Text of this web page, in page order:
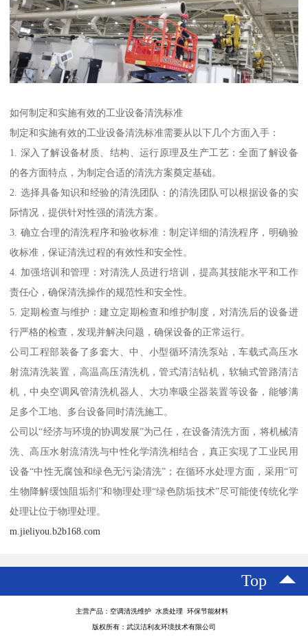
如何制定和实施有效的工业设备清洗标准
制定和实施有效的工业设备清洗标准需要从以下几个方面入手：
1. 深入了解设备材质、结构、运行原理及生产工艺：全面了解设备
的各方面特点，为制定合适的清洗方案奠定基础。
2. 选择具备知识和经验的清洗团队：的清洗团队可以根据设备的实
际情况，提供针对性强的清洗方案。
3. 确立合理的清洗程序和验收标准：制定详细的清洗程序，明确验
收标准，保证清洗过程的有效性和安全性。
4. 加强培训和管理：对清洗人员进行培训，提高其技能水平和工作
责任心，确保清洗操作的规范性和安全性。
5. 定期检查与维护：建立定期检查和维护制度，对清洗后的设备进
行严格的检查，发现并解决问题，确保设备的正常运行。
公司工程部装备了多套大、中、小型循环清洗泵站，车载式高压水
射流清洗装置，高温高压清洗机，管式清洁钻机，软轴式管路清洁
机，中央空调风管清洗机器人、大功率吸尘器装置等设备，能够满
足多个工地、多台设备同时清洗施工。
公司以“经济与环境的协调发展”为己任，在设备清洗方面，将机械清
洗、高压水射流清洗与中性化学清洗相结合，真正实现了工业民用
设备“中性无腐蚀和绿色无污染清洗”；在循环水处理方面，采用“可
生物降解缓蚀阻垢剂”和物理处理“绿色防垢技术”尽可能使传统化学
处理让位于物理处理。
m.jieliyou.b2b168.com
Top
主营产品：空调清洗维护 水质处理 环保节能材料
版权所有：武汉洁利友环境技术有限公司